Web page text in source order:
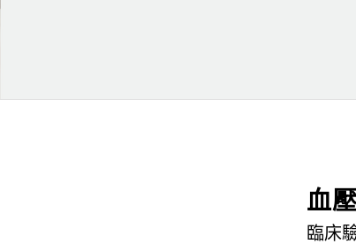
血
臨床